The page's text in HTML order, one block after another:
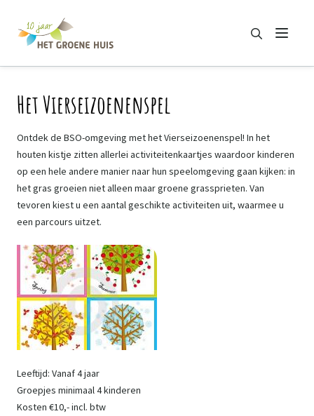
Menu
Zoeken
Het Vierseizoenenspel
Ontdek de BSO-omgeving met het Vierseizoenenspel! In het
houten kistje zitten allerlei activiteitenkaartjes waardoor kinderen
op een hele andere manier naar hun speelomgeving gaan kijken: in
het gras groeien niet alleen maar groene grassprieten. Van
tevoren kiest u een aantal geschikte activiteiten uit, waarmee u
een parcours uitzet.
Leeftijd: Vanaf 4 jaar
Groepjes minimaal 4 kinderen
Kosten €10,- incl. btw